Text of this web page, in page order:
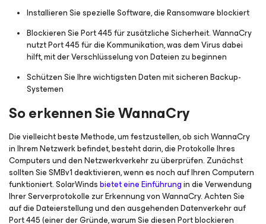
Installieren Sie spezielle Software, die Ransomware blockiert
Blockieren Sie Port 445 für zusätzliche Sicherheit. WannaCry
nutzt Port 445 für die Kommunikation, was dem Virus dabei
hilft, mit der Verschlüsselung von Dateien zu beginnen
Schützen Sie Ihre wichtigsten Daten mit sicheren Backup-
Systemen
So erkennen Sie WannaCry
Die vielleicht beste Methode, um festzustellen, ob sich WannaCry
in Ihrem Netzwerk befindet, besteht darin, die Protokolle Ihres
Computers und den Netzwerkverkehr zu überprüfen. Zunächst
sollten Sie SMBv1 deaktivieren, wenn es noch auf Ihren Computern
funktioniert. SolarWindsbietet eine Einführungin die Verwendung
Ihrer Serverprotokolle zur Erkennung von WannaCry. Achten Sie
auf die Dateierstellung und den ausgehenden Datenverkehr auf
Port 445 (einer der Gründe, warum Sie diesen Port blockieren